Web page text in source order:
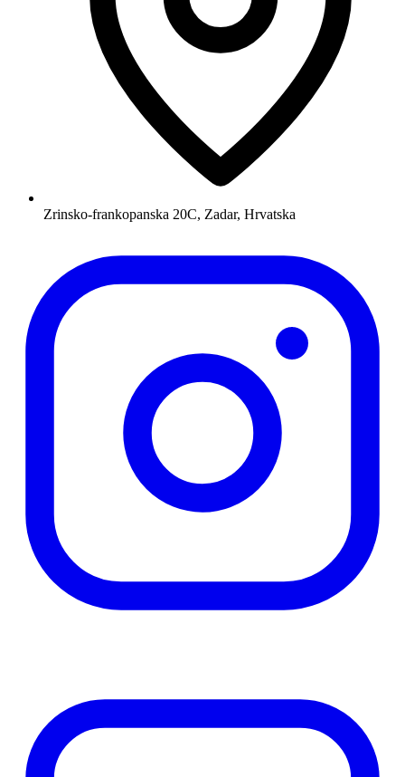
Zrinsko-frankopanska 20C, Zadar, Hrvatska